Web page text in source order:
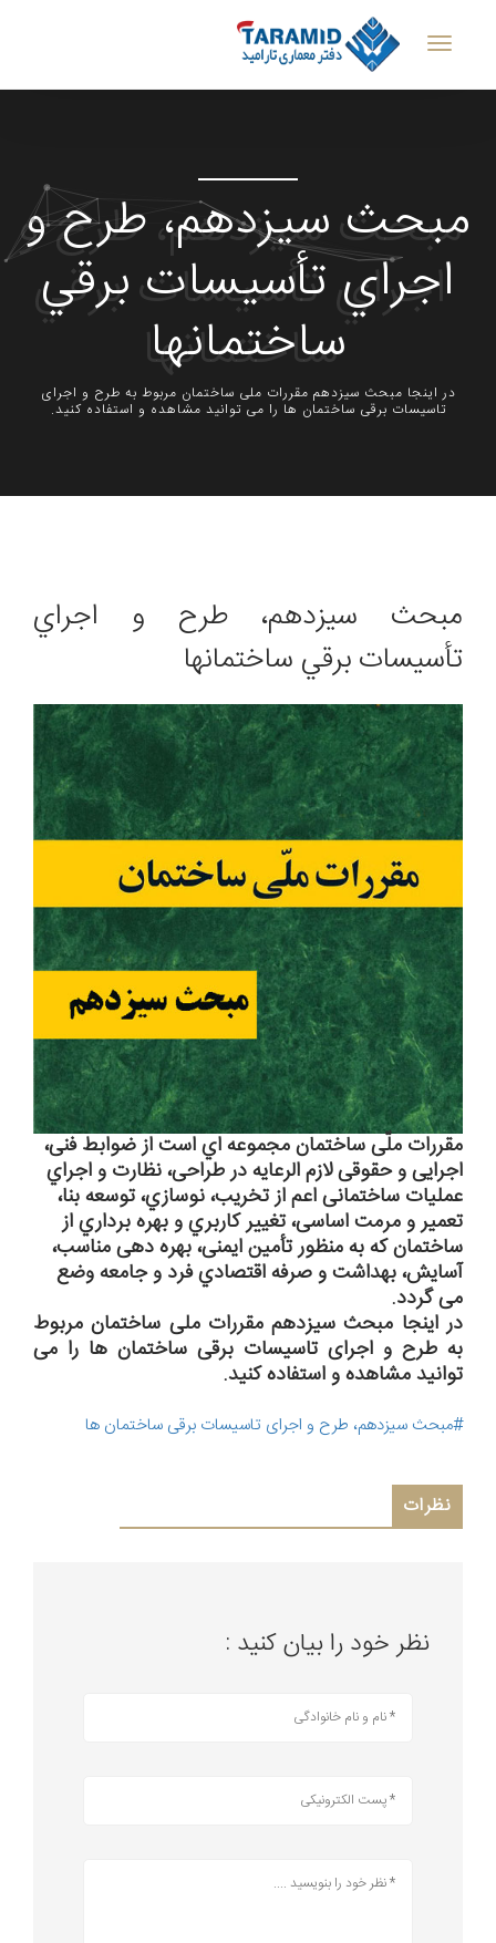
مبحث سیزدهم، ﻃﺮح و
اﺟﺮاي ﺗﺄﺳﻴﺴﺎت ﺑﺮﻗﻲ
ﺳﺎﺧﺘﻤﺎﻧﻬﺎ
در اینجا مبحث سیزدهم مقررات ملی ساختمان مربوط به طرح و اجرای
تاسیسات برقی ساختمان ها را می توانید مشاهده و استفاده کنید.
مبحث سیزدهم، ﻃﺮح و اﺟﺮاي
ﺗﺄﺳﻴﺴﺎت ﺑﺮﻗﻲ ﺳﺎﺧﺘﻤﺎﻧﻬﺎ
ﻣﻘﺮرات ﻣﻠّﯽ ﺳﺎﺧﺘﻤﺎن ﻣﺠﻤﻮﻋﻪ اي اﺳﺖ از ﺿﻮاﺑﻂ ﻓﻨﯽ،
اﺟﺮاﯾﯽ و ﺣﻘﻮﻗﯽ ﻻزم اﻟﺮﻋﺎﯾﻪ در ﻃﺮاﺣﯽ، ﻧﻈﺎرت و اﺟﺮاي
ﻋﻤﻠﯿﺎت ﺳﺎﺧﺘﻤﺎﻧﯽ اﻋﻢ از ﺗﺨﺮﯾﺐ، ﻧﻮﺳﺎزي، ﺗﻮﺳﻌﻪ ﺑﻨﺎ،
ﺗﻌﻤﯿﺮ و ﻣﺮﻣﺖ اﺳﺎﺳﯽ، ﺗﻐﯿﯿﺮ ﮐﺎرﺑﺮي و ﺑﻬﺮه ﺑﺮداري از
ﺳﺎﺧﺘﻤﺎن ﮐﻪ ﺑﻪ ﻣﻨﻈﻮر ﺗﺄﻣﯿﻦ اﯾﻤﻨﯽ، ﺑﻬﺮه دﻫﯽ ﻣﻨﺎﺳﺐ،
آﺳﺎﯾﺶ، ﺑﻬﺪاﺷﺖ و ﺻﺮﻓﻪ اﻗﺘﺼﺎدي ﻓﺮد و ﺟﺎﻣﻌﻪ وﺿﻊ
ﻣﯽ ﮔﺮدد.
در اینجا مبحث سیزدهم مقررات ملی ساختمان مربوط
به طرح و اجرای تاسیسات برقی ساختمان ها را می
توانید مشاهده و استفاده کنید.
#مبحث سیزدهم، طرح و اجرای تاسیسات برقی ساختمان ها
نظرات
نظر خود را بیان کنید :